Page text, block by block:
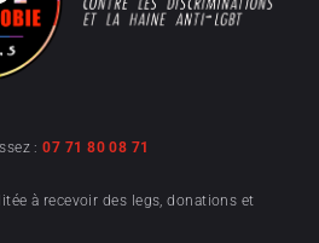
:07 71 80 08 71
à recevoir des legs, donations et